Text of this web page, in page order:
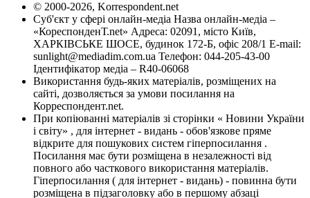
© 2000-2026, Korrespondent.net
Суб'єкт у сфері онлайн-медіа Назва онлайн-медіа –
«КореспонденТ.net» Адреса: 02091, місто Київ,
ХАРКІВСЬКЕ ШОСЕ, будинок 172-Б, офіс 208/1 E-mail:
sunlight@mediadim.com.ua Телефон: 044-205-43-00
Ідентифікатор медіа – R40-06068
Використання будь-яких матеріалів, розміщених на
сайті, дозволяється за умови посилання на
Корреспондент.net.
При копіюванні матеріалів зі сторінки « Новини України
і світу» , для інтернет - видань - обов'язкове пряме
відкрите для пошукових систем гіперпосилання .
Посилання має бути розміщена в незалежності від
повного або часткового використання матеріалів.
Гіперпосилання ( для інтернет - видань) - повинна бути
розміщена в підзаголовку або в першому абзаці